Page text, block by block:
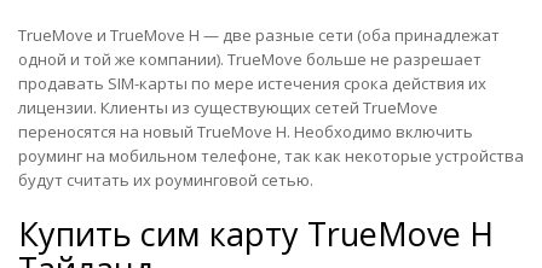
TrueMove и TrueMove H — две разные сети (оба принадлежат
одной и той же компании). TrueMove больше не разрешает
продавать SIM-карты по мере истечения срока действия их
лицензии. Клиенты из существующих сетей TrueMove
переносятся на новый TrueMove H. Необходимо включить
роуминг на мобильном телефоне, так как некоторые устройства
будут считать их роуминговой сетью.
Купить сим карту TrueMove H